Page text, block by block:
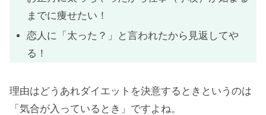
までに痩せたい！
恋人に「太った？」と言われたから見返してや
る！
理由はどうあれダイエットを決意するときというのは
「気合が入っているとき」ですよね。